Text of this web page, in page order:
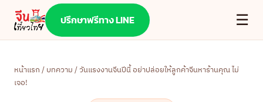
ปรึกษาฟรีทาง LINE ☰
หน้าแรก/บทความ/ วันแรงงานจีนปีนี้ อย่าปล่อยให้ลูกค้าจีนหาร้านคุณ ไม่
เจอ!